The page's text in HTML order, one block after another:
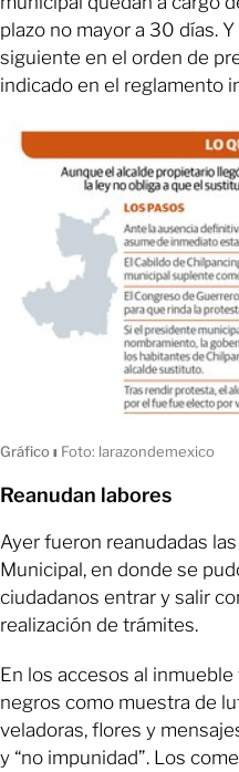
plazo no mayor a 30 días.
siguiente en el orden de
indicado en el reglamento
Gráficoı Foto: larazondemexico
Reanudan labores
Ayer fueron reanudadas
Municipal, en donde se
ciudadanos entrar y salir
realización de trámites.
En los accesos al
negros como muestra de
veladoras, flores y
y “no impunidad”. Los